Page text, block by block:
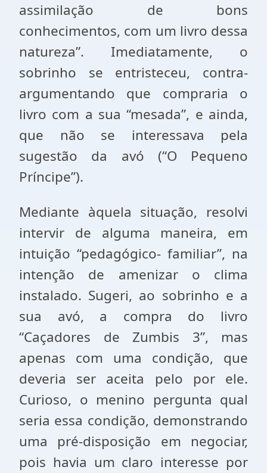
assimilação de bons
conhecimentos, com um livro dessa
natureza”. Imediatamente, o
sobrinho se entristeceu, contra-
argumentando que compraria o
livro com a sua “mesada”, e ainda,
que não se interessava pela
sugestão da avó (“O Pequeno
Príncipe”).
Mediante àquela situação, resolvi
intervir de alguma maneira, em
intuição “pedagógico- familiar”, na
intenção de amenizar o clima
instalado. Sugeri, ao sobrinho e a
sua avó, a compra do livro
“Caçadores de Zumbis 3”, mas
apenas com uma condição, que
deveria ser aceita pelo por ele.
Curioso, o menino pergunta qual
seria essa condição, demonstrando
uma pré-disposição em negociar,
pois havia um claro interesse por